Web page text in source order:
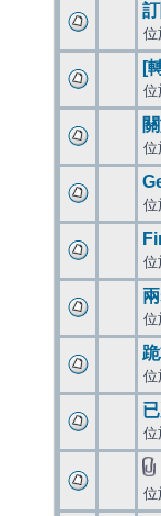
位
[
位
位
位
位
位
位
位
位